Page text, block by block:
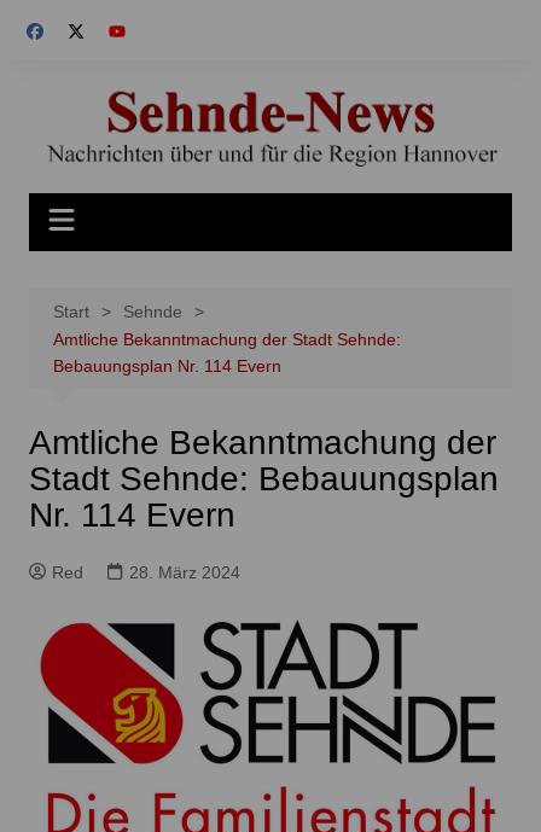
Inhalt
Start
Sehnde
Amtliche Bekanntmachung der Stadt Sehnde:
Bebauungsplan Nr. 114 Evern
Amtliche Bekanntmachung der
Stadt Sehnde: Bebauungsplan
Nr. 114 Evern
Red 28. März 2024